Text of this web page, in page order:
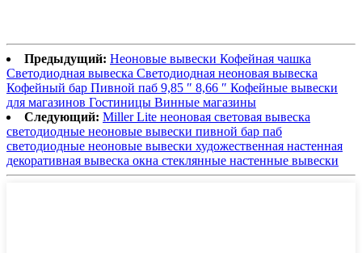
Предыдущий: Неоновые вывески Кофейная чашка
Светодиодная вывеска Светодиодная неоновая вывеска
Кофейный бар Пивной паб 9,85 ″ 8,66 ″ Кофейные вывески
для магазинов Гостиницы Винные магазины
Следующий: Miller Lite неоновая световая вывеска
светодиодные неоновые вывески пивной бар паб
светодиодные неоновые вывески художественная настенная
декоративная вывеска окна стеклянные настенные вывески